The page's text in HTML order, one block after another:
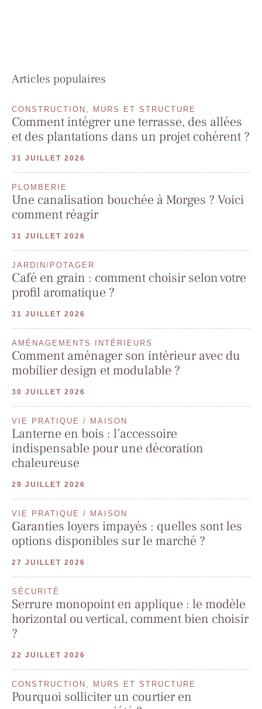
Articles populaires
CONSTRUCTION, MURS ET STRUCTURE
Comment intégrer une terrasse, des allées
et des plantations dans un projet cohérent ?
31 JUILLET 2026
PLOMBERIE
Une canalisation bouchée à Morges ? Voici
comment réagir
31 JUILLET 2026
JARDIN/POTAGER
Café en grain : comment choisir selon votre
profil aromatique ?
31 JUILLET 2026
AMÉNAGEMENTS INTÉRIEURS
Comment aménager son intérieur avec du
mobilier design et modulable ?
30 JUILLET 2026
VIE PRATIQUE / MAISON
Lanterne en bois : l’accessoire
indispensable pour une décoration
chaleureuse
29 JUILLET 2026
VIE PRATIQUE / MAISON
Garanties loyers impayés : quelles sont les
options disponibles sur le marché ?
27 JUILLET 2026
SÉCURITÉ
Serrure monopoint en applique : le modèle
horizontal ou vertical, comment bien choisir
?
22 JUILLET 2026
CONSTRUCTION, MURS ET STRUCTURE
Pourquoi solliciter un courtier en